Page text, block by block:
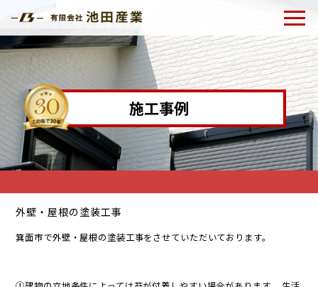
施工事例
外壁・屋根の塗装工事
箕面市で外壁・屋根の塗装工事をさせていただいております。